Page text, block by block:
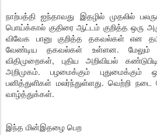
நாற்பத்தி ஐந்தாவது இதழில் முதலில்
பொய்க்கால் குதிரை ஆட்டம் குறித்த ஒரு
விவேக பானு குறித்த தகவல்கள் என
வேண்டிய தகவல்கள் உள்ளன. மேலும்
விதிமுறைகள், புதிய அறிவியல்
அறிமுகம். பழமைக்கும்
பனித்துளிகள் மலர்ந்துள்ளது. வெற்றி
வாழ்த்துக்கள்.
இந்த மின்இதழை பெற